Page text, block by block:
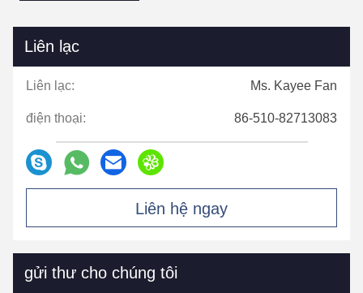
Liên lạc
Liên lạc: Ms. Kayee Fan
điện thoại: 86-510-82713083
Liên hệ ngay
gửi thư cho chúng tôi